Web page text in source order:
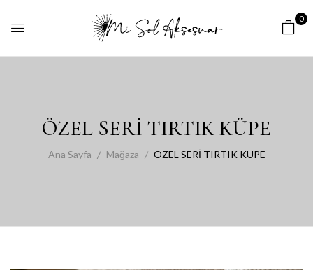
0
ÖZEL SERİ TIRTIK KÜPE
Ana Sayfa Mağaza ÖZEL SERİ TIRTIK KÜPE